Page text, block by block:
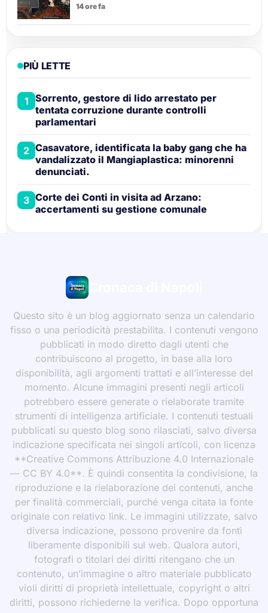
14 ore fa
PIÙ LETTE
1 Sorrento, gestore di lido arrestato per
tentata corruzione durante controlli
parlamentari
2 Casavatore, identificata la baby gang che ha
vandalizzato il Mangiaplastica: minorenni
denunciati.
3 Corte dei Conti in visita ad Arzano:
accertamenti su gestione comunale
Cronaca di Napoli
Questo sito è un blog aggiornato senza un calendario
fisso o una periodicità prestabilita. I contenuti vengono
pubblicati in modo diretto dagli utenti che
contribuiscono al progetto, in base alla loro
disponibilità, agli argomenti trattati e all’interesse del
momento. Alcune immagini presenti negli articoli
potrebbero essere generate o rielaborate tramite
strumenti di intelligenza artificiale. I contenuti testuali
pubblicati su questo blog sono rilasciati, salvo diversa
indicazione specificata nei singoli articoli, con licenza
**Creative Commons Attribuzione 4.0 Internazionale
— CC BY 4.0**. È quindi consentita la condivisione, la
riproduzione e la rielaborazione dei contenuti, anche
per finalità commerciali, purché venga citata la fonte
originale con relativo link. Le immagini utilizzate, salvo
diversa indicazione, possono provenire da fonti
liberamente disponibili sul web. Qualora autori,
fotografi o titolari dei diritti ritengano che un
contenuto, un’immagine o altro materiale pubblicato
violi diritti di proprietà intellettuale, copyright o altri
diritti, possono richiederne la verifica. Dopo opportuna